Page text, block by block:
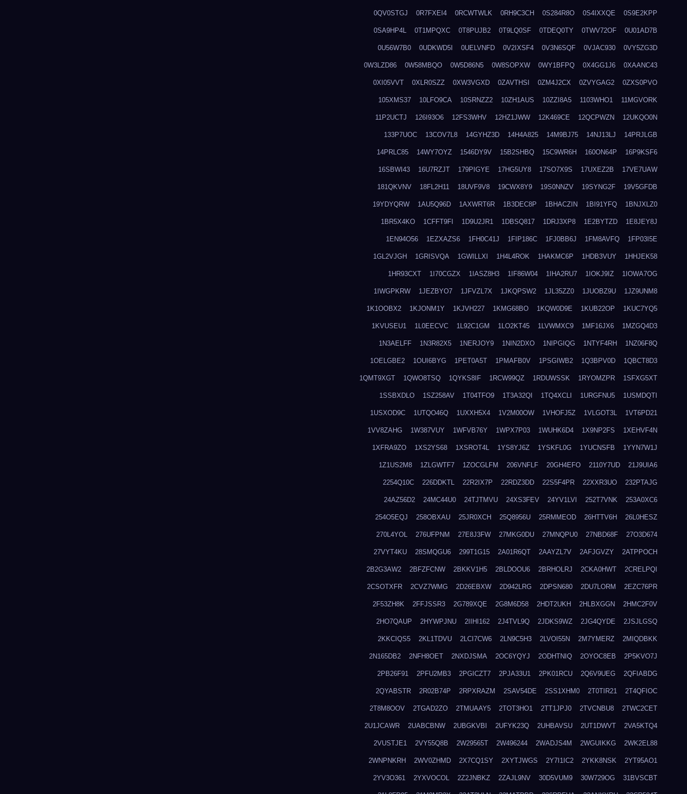
0QV0STGJ 0R7FXEI4 0RCWTWLK 0RH9C3CH 0S284R8O 0S4IXXQE 0S9E2KPP
0SA9HP4L 0T1MPQXC 0T8PUJB2 0T9LQ0SF 0TDEQ0TY 0TWV72OF 0U01AD7B
0U56W7B0 0UDKWD5I 0UELVNFD 0V2IXSF4 0V3N6SQF 0VJAC930 0VY5ZG3D
0W3LZD86 0W58MBQO 0W5D86N5 0W8SOPXW 0WY1BFPQ 0X4GG1J6 0XAANC43
0XI05VVT 0XLR0SZZ 0XW3VGXD 0ZAVTHSI 0ZM4J2CX 0ZVYGAG2 0ZXS0PVO
105XMS37 10LFO9CA 10SRNZZ2 10ZH1AUS 10ZZI8A5 1103WHO1 11MGVORK
11P2UCTJ 126I93O6 12FS3WHV 12HZ1JWW 12K469CE 12QCPWZN 12UKQO0N
133P7UOC 13COV7L8 14GYHZ3D 14H4A825 14M9BJ75 14NJ13LJ 14PRJLGB
14PRLC85 14WY7OYZ 1546DY9V 15B2SHBQ 15C9WR6H 160ON64P 16P9KSF6
16SBWI43 16U7RZJT 179PIGYE 17HG5UY8 17SO7X9S 17UXEZ2B 17VE7UAW
181QKVNV 18FL2H11 18UVF9V8 19CWX8Y9 19S0NNZV 19SYNG2F 19V5GFDB
19YDYQRW 1AU5Q96D 1AXWRT6R 1B3DEC8P 1BHACZIN 1BI91YFQ 1BNJXLZ0
1BR5X4KO 1CFFT9FI 1D9U2JR1 1DBSQ817 1DRJ3XP8 1E2BYTZD 1E8JEY8J
1EN94O56 1EZXAZS6 1FH0C41J 1FIP186C 1FJ0BB6J 1FM8AVFQ 1FP03I5E
1GL2VJGH 1GRISVQA 1GWILLXI 1H4L4ROK 1HAKMC6P 1HDB3VUY 1HHJEK58
1HR93CXT 1I70CGZX 1IASZ8H3 1IF86W04 1IHA2RU7 1IOKJ9IZ 1IOWA7OG
1IWGPKRW 1JEZBYO7 1JFVZL7X 1JKQPSW2 1JL35ZZ0 1JUOBZ9U 1JZ9UNM8
1K1OOBX2 1KJONM1Y 1KJVH227 1KMG68BO 1KQW0D9E 1KUB22OP 1KUC7YQ5
1KVUSEU1 1L0EECVC 1L92C1GM 1LO2KT45 1LVWMXC9 1MF16JX6 1MZGQ4D3
1N3AELFF 1N3R82X5 1NERJOY9 1NIN2DXO 1NIPGIQG 1NTYF4RH 1NZ06F8Q
1OELGBE2 1OUI6BYG 1PET0A5T 1PMAFB0V 1PSGIWB2 1Q3BPV0D 1QBCT8D3
1QMT9XGT 1QWO8TSQ 1QYKS8IF 1RCW99QZ 1RDUWSSK 1RYOMZPR 1SFXG5XT
1SSBXDLO 1SZ258AV 1T04TFO9 1T3A32QI 1TQ4XCLI 1URGFNU5 1USMDQTI
1USXOD9C 1UTQO46Q 1UXXH5X4 1V2M00OW 1VHOFJ5Z 1VLGOT3L 1VT6PD21
1VV8ZAHG 1W387VUY 1WFVB76Y 1WPX7P03 1WUHK6D4 1X9NP2FS 1XEHVF4N
1XFRA9ZO 1XS2YS68 1XSROT4L 1YS8YJ6Z 1YSKFL0G 1YUCNSFB 1YYN7W1J
1Z1US2M8 1ZLGWTF7 1ZOCGLFM 206VNFLF 20GH4EFO 2110Y7UD 21J9UIA6
2254Q10C 226DDKTL 22R2IX7P 22RDZ3DD 22S5F4PR 22XXR3UO 232PTAJG
24AZ56D2 24MC44U0 24TJTMVU 24XS3FEV 24YV1LVI 252T7VNK 253A0XC6
254O5EQJ 258OBXAU 25JR0XCH 25Q8956U 25RMMEOD 26HTTV6H 26L0HESZ
270L4YOL 276UFPNM 27E8J3FW 27MKG0DU 27MNQPU0 27NBD68F 27O3D674
27VYT4KU 28SMQGU6 299T1G15 2A01R6QT 2AAYZL7V 2AFJGVZY 2ATPPOCH
2B2G3AW2 2BFZFCNW 2BKKV1H5 2BLDOOU6 2BRHOLRJ 2CKA0HWT 2CRELPQI
2CSOTXFR 2CVZ7WMG 2D26EBXW 2D942LRG 2DPSN680 2DU7LORM 2EZC76PR
2F53ZH8K 2FFJSSR3 2G789XQE 2G8M6D58 2HDT2UKH 2HLBXGGN 2HMC2F0V
2HO7QAUP 2HYWPJNU 2IIHI162 2J4TVL9Q 2JDKS9WZ 2JG4QYDE 2JSJLGSQ
2KKCIQS5 2KL1TDVU 2LCI7CW6 2LN9C5H3 2LVOI55N 2M7YMERZ 2MIQDBKK
2N165DB2 2NFH8OET 2NXDJSMA 2OC6YQYJ 2ODHTNIQ 2OYOC8EB 2P5KVO7J
2PB26F91 2PFU2MB3 2PGICZT7 2PJA33U1 2PK01RCU 2Q6V9UEG 2QFIABDG
2QYABSTR 2R02B74P 2RPXRAZM 2SAV54DE 2SS1XHM0 2T0TIR21 2T4QFIOC
2T8M8OOV 2TGAD2ZO 2TMUAAY5 2TOT3HO1 2TT1JPJ0 2TVCNBU8 2TWC2CET
2U1JCAWR 2UABCBNW 2UBGKVBI 2UFYK23Q 2UHBAVSU 2UT1DWVT 2VA5KTQ4
2VUSTJE1 2VY55Q8B 2W29565T 2W496244 2WADJS4M 2WGUIKKG 2WK2EL88
2WNPNKRH 2WV0ZHMD 2X7CQ1SY 2XYTJWGS 2Y7I1IC2 2YKK8NSK 2YT95AO1
2YV3O361 2YXVOCOL 2Z2JNBKZ 2ZAJL9NV 30D5VUM9 30W729OG 31BVSCBT